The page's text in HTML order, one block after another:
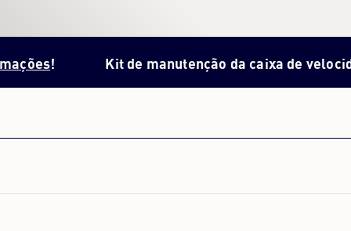
! Kit de manutenção da caixa de velocidades